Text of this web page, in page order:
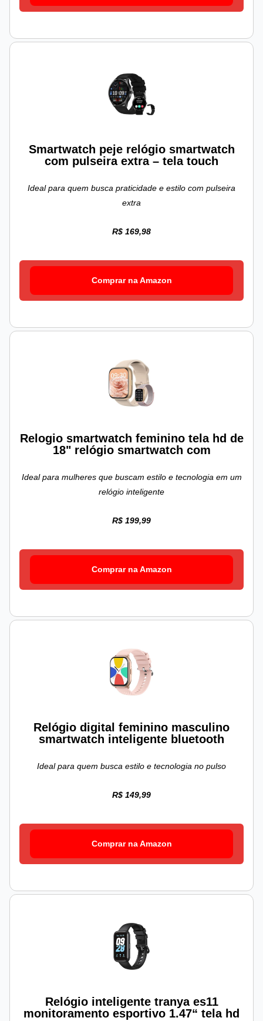
Smartwatch peje relógio smartwatch
com pulseira extra – tela touch
Ideal para quem busca praticidade e estilo com pulseira
extra
R$ 169,98
Comprar na Amazon
Relogio smartwatch feminino tela hd de
18" relógio smartwatch com
Ideal para mulheres que buscam estilo e tecnologia em um
relógio inteligente
R$ 199,99
Comprar na Amazon
Relógio digital feminino masculino
smartwatch inteligente bluetooth
Ideal para quem busca estilo e tecnologia no pulso
R$ 149,99
Comprar na Amazon
Relógio inteligente tranya es11
monitoramento esportivo 1.47“ tela hd